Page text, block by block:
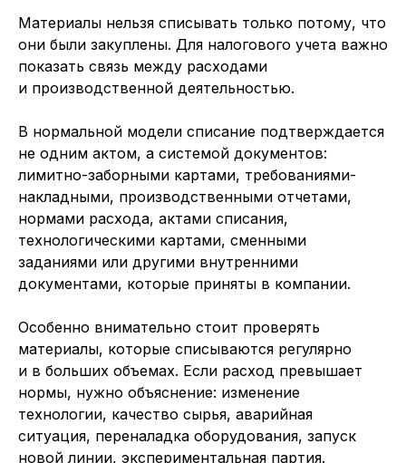
Материалы нельзя списывать только потому, что
они были закуплены. Для налогового учета важно
показать связь между расходами
и производственной деятельностью.
В нормальной модели списание подтверждается
не одним актом, а системой документов:
лимитно-заборными картами, требованиями-
накладными, производственными отчетами,
нормами расхода, актами списания,
технологическими картами, сменными
заданиями или другими внутренними
документами, которые приняты в компании.
Особенно внимательно стоит проверять
материалы, которые списываются регулярно
и в больших объемах. Если расход превышает
нормы, нужно объяснение: изменение
технологии, качество сырья, аварийная
ситуация, переналадка оборудования, запуск
новой линии, экспериментальная партия.